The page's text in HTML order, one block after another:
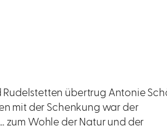
übertrug Antonie
mit der Schenkung war der
zum Wohle der Natur und der